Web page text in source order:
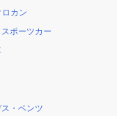
カン
ポーツカー
・ベンツ